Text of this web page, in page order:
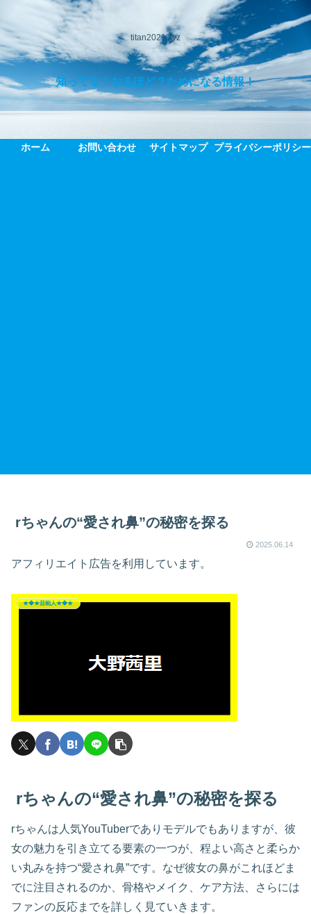
titan2021.xyz
知ってる？なるほど？ためになる情報！
ホーム お問い合わせ サイトマップ プライバシーポリシー
rちゃんの“愛され鼻”の秘密を探る
2025.06.14
アフィリエイト広告を利用しています。
★◆★芸能人★◆★
rちゃんの“愛され鼻”の秘密を探る
rちゃんは人気YouTuberでありモデルでもありますが、彼
女の魅力を引き立てる要素の一つが、程よい高さと柔らか
い丸みを持つ“愛され鼻”です。なぜ彼女の鼻がこれほどま
でに注目されるのか、骨格やメイク、ケア方法、さらには
ファンの反応までを詳しく見ていきます。